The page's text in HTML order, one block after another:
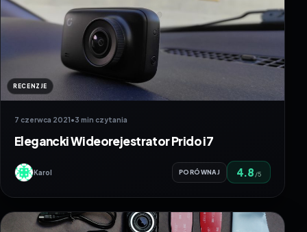
RECENZJE
7 czerwca 2021•3 min czytania
Elegancki Wideorejestrator Prido i7
Karol PORÓWNAJ 4.8 /5